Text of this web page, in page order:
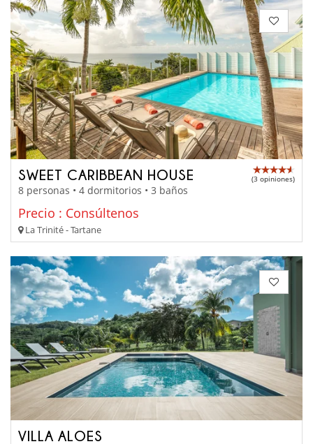
SWEET CARIBBEAN HOUSE (3 opiniones)
8 personas • 4 dormitorios • 3 baños
Precio : Consúltenos
La Trinité - Tartane
VILLA ALOES